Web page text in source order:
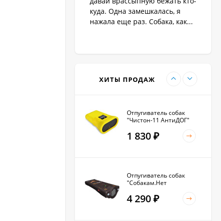
куда. Одна замешкалась, я
нажала еще раз. Собака, как...
ХИТЫ ПРОДАЖ
1 890₽
Отпугиватель собак
"Чистон-11 АнтиДОГ"
1 830 ₽
Отпугиватель собак
"Собакам.Нет
4 290 ₽